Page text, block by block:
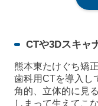
CTや3Dスキャ
熊本東たけぐち矯
歯科用CTを導入し
角的、立体的に見
しまって生えてこ